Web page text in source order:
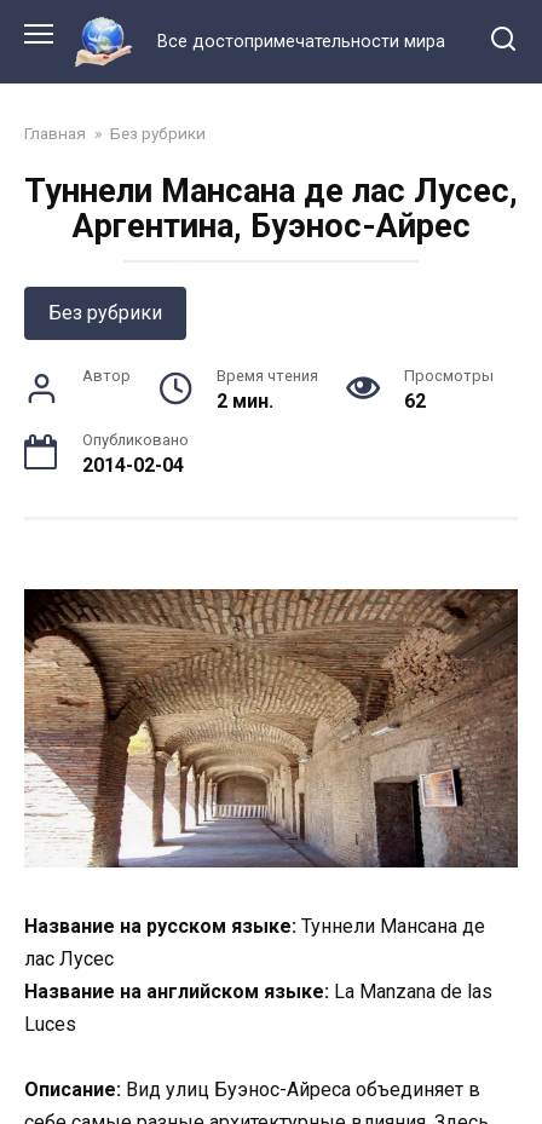
контенту
Все достопримечательности мира
Главная » Без рубрики
Туннели Мансана де лас Лусес,
Аргентина, Буэнос-Айрес
Без рубрики
Автор Время чтения
2 мин.
Просмотры
62
Опубликовано
2014-02-04
Название на русском языке: Туннели Мансана де
лас Лусес
Название на английском языке: La Manzana de las
Luces
Описание: Вид улиц Буэнос-Айреса объединяет в